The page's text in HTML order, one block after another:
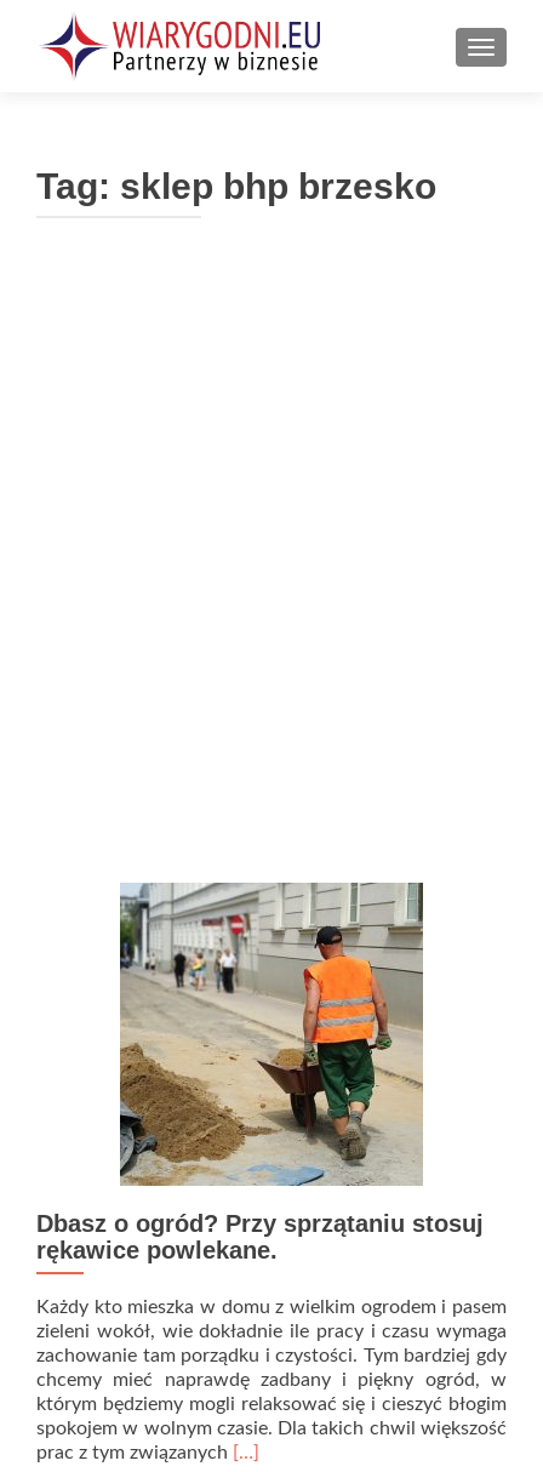
Tag: sklep bhp brzesko
Dbasz o ogród? Przy sprzątaniu stosuj
rękawice powlekane.
Każdy kto mieszka w domu z wielkim ogrodem i pasem
zieleni wokół, wie dokładnie ile pracy i czasu wymaga
zachowanie tam porządku i czystości. Tym bardziej gdy
chcemy mieć naprawdę zadbany i piękny ogród, w
którym będziemy mogli relaksować się i cieszyć błogim
spokojem w wolnym czasie. Dla takich chwil większość
prac z tym związanych Read
[…]